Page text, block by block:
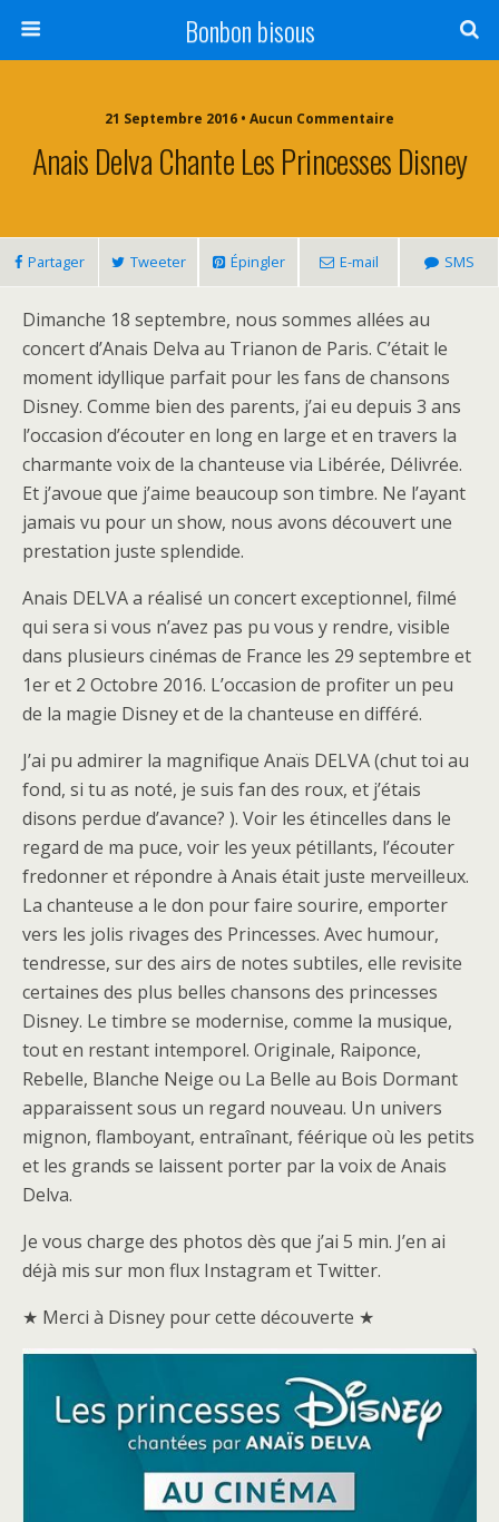
Bonbon bisous
21 Septembre 2016 • Aucun Commentaire
Anais Delva Chante Les Princesses Disney
Partager Tweeter Épingler E-mail SMS
Dimanche 18 septembre, nous sommes allées au
concert d’Anais Delva au Trianon de Paris. C’était le
moment idyllique parfait pour les fans de chansons
Disney. Comme bien des parents, j’ai eu depuis 3 ans
l’occasion d’écouter en long en large et en travers la
charmante voix de la chanteuse via Libérée, Délivrée.
Et j’avoue que j’aime beaucoup son timbre. Ne l’ayant
jamais vu pour un show, nous avons découvert une
prestation juste splendide.
Anais DELVA a réalisé un concert exceptionnel, filmé
qui sera si vous n’avez pas pu vous y rendre, visible
dans plusieurs cinémas de France les 29 septembre et
1er et 2 Octobre 2016. L’occasion de profiter un peu
de la magie Disney et de la chanteuse en différé.
J’ai pu admirer la magnifique Anaïs DELVA (chut toi au
fond, si tu as noté, je suis fan des roux, et j’étais
disons perdue d’avance? ). Voir les étincelles dans le
regard de ma puce, voir les yeux pétillants, l’écouter
fredonner et répondre à Anais était juste merveilleux.
La chanteuse a le don pour faire sourire, emporter
vers les jolis rivages des Princesses. Avec humour,
tendresse, sur des airs de notes subtiles, elle revisite
certaines des plus belles chansons des princesses
Disney. Le timbre se modernise, comme la musique,
tout en restant intemporel. Originale, Raiponce,
Rebelle, Blanche Neige ou La Belle au Bois Dormant
apparaissent sous un regard nouveau. Un univers
mignon, flamboyant, entraînant, féérique où les petits
et les grands se laissent porter par la voix de Anais
Delva.
Je vous charge des photos dès que j’ai 5 min. J’en ai
déjà mis sur mon flux Instagram et Twitter.
★ Merci à Disney pour cette découverte ★